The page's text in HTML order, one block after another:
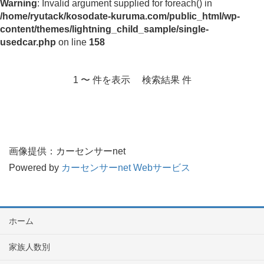
Warning: Invalid argument supplied for foreach() in
/home/ryutack/kosodate-kuruma.com/public_html/wp-
content/themes/lightning_child_sample/single-
usedcar.php on line 158
1 〜 件を表示 検索結果 件
画像提供：カーセンサーnet
Powered by カーセンサーnet Webサービス
ホーム
家族人数別